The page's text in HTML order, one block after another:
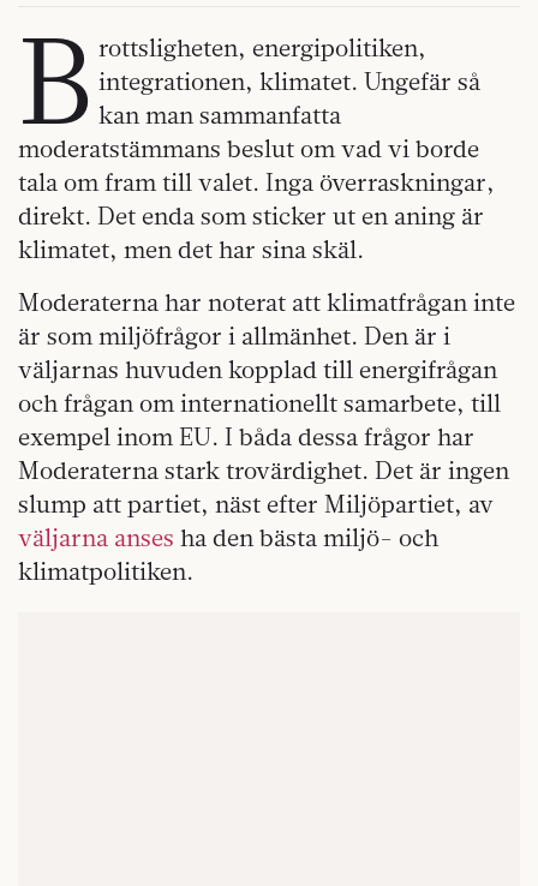
B rottsligheten, energipolitiken,
integrationen, klimatet. Ungefär så
kan man sammanfatta
moderatstämmans beslut om vad vi borde
tala om fram till valet. Inga överraskningar,
direkt. Det enda som sticker ut en aning är
klimatet, men det har sina skäl.
Moderaterna har noterat att klimatfrågan inte
är som miljöfrågor i allmänhet. Den är i
väljarnas huvuden kopplad till energifrågan
och frågan om internationellt samarbete, till
exempel inom EU. I båda dessa frågor har
Moderaterna stark trovärdighet. Det är ingen
slump att partiet, näst efter Miljöpartiet, av
väljarna anses ha den bästa miljö- och
klimatpolitiken.